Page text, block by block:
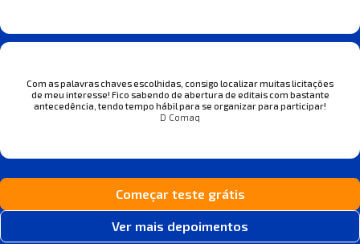
Com as palavras chaves escolhidas, consigo localizar muitas licitações
de meu interesse! Fico sabendo de abertura de editais com bastante
antecedência, tendo tempo hábil para se organizar para participar!
D Comaq
Começar teste grátis
Ver mais depoimentos